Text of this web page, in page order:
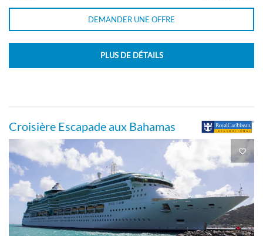
Suite du Propriétaire
Pont 10
Suite du Propriétaire
Pont 07
Suite
DEMANDER UNE OFFRE
PLUS DE DÉTAILS
Croisière Escapade aux Bahamas